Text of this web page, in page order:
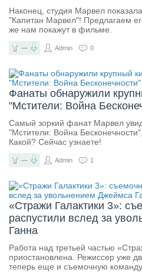
Наконец, студия Марвел
"Капитан Марвел"! Предлагаем
же нам покажут в фильме.
— Admin 0
Фанаты обнаружили
"Мстители: Война
Самый зоркий фанат Марвел
"Мстители: Война
Какой? Сейчас узнаете!
— Admin 1
«Стражи Галактики 3»:
распустили вслед за
Ганна
Работа над третьей частью
приостановлена. Режиссер уже
теперь еще и съемочную команду